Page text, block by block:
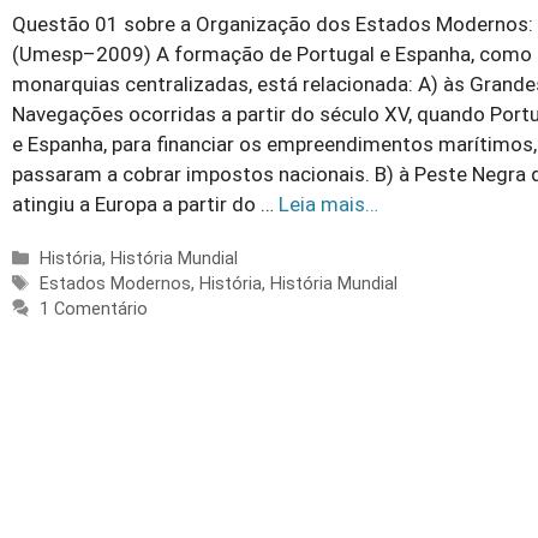
Questão 01 sobre a Organização dos Estados Modernos:
(Umesp–2009) A formação de Portugal e Espanha, como
monarquias centralizadas, está relacionada: A) às
Navegações ocorridas a partir do século XV, quando
e Espanha, para financiar os empreendimentos marítimos,
passaram a cobrar impostos nacionais. B) à Peste Negra
atingiu a Europa a partir do … Leia mais…
Categorias
História, História Mundial
Tags
Estados Modernos, História, História Mundial
1 Comentário